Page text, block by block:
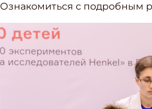
Ознакомиться с подробным